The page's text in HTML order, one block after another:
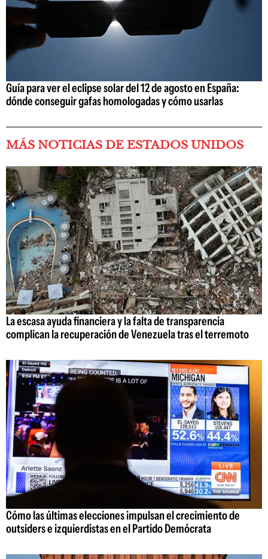
Guía para ver el eclipse solar del 12 de agosto en España:
dónde conseguir gafas homologadas y cómo usarlas
MÁS NOTICIAS DE ESTADOS UNIDOS
La escasa ayuda financiera y la falta de transparencia
complican la recuperación de Venezuela tras el terremoto
Cómo las últimas elecciones impulsan el crecimiento de
outsiders e izquierdistas en el Partido Demócrata